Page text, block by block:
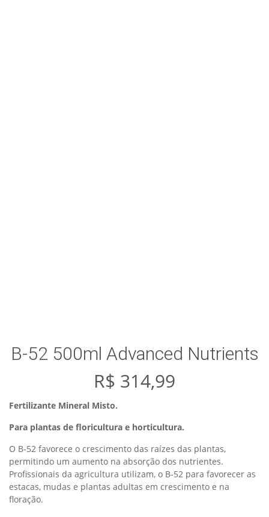
B-52 500ml Advanced Nutrients
R$ 314,99
Fertilizante Mineral Misto.
Para plantas de floricultura e horticultura.
O B-52 favorece o crescimento das raízes das plantas,
permitindo um aumento na absorção dos nutrientes.
Profissionais da agricultura utilizam, o B-52 para favorecer as
estacas, mudas e plantas adultas em crescimento e na
floração.